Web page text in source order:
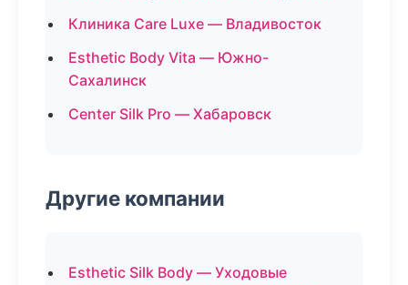
Клиника Care Luxe — Владивосток
Esthetic Body Vita — Южно-
Сахалинск
Center Silk Pro — Хабаровск
Другие компании
Esthetic Silk Body — Уходовые